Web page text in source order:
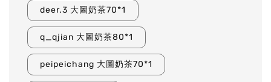
deer.3 大圖奶茶70*1
q_qjian 大圖奶茶80*1
peipeichang 大圖奶茶70*1